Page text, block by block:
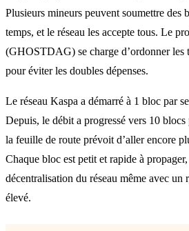
Plusieurs mineurs peuvent soumettre des
temps, et le réseau les accepte tous. Le
(GHOSTDAG) se charge d’ordonner les
pour éviter les doubles dépenses.
Le réseau Kaspa a démarré à 1 bloc par
Depuis, le débit a progressé vers 10
la feuille de route prévoit d’aller encore
Chaque bloc est petit et rapide à
décentralisation du réseau même avec un
élevé.